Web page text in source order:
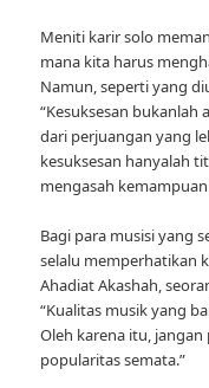
Meniti karir solo
mana kita harus
Namun, seperti yang
“Kesuksesan bukanlah
dari perjuangan yang
kesuksesan hanyalah
mengasah
Bagi para musisi yang
selalu memperhatikan
Ahadiat Akashah,
“Kualitas musik yang
Oleh karena itu,
popularitas semata.”